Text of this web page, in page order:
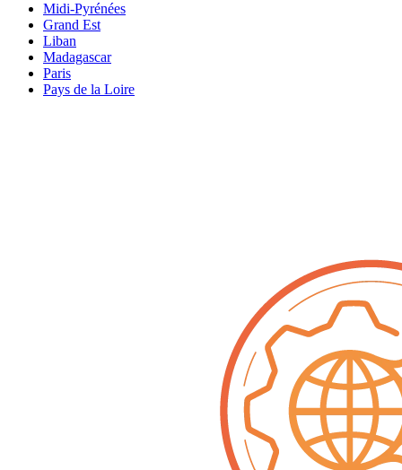
Midi-Pyrénées
Grand Est
Liban
Madagascar
Paris
Pays de la Loire